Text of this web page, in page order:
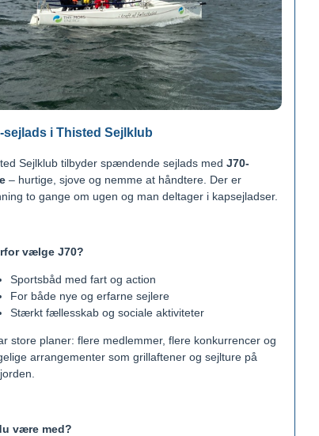
sejlads i Thisted Sejlklub
Sejlklub tilbyder spændende sejlads med J70-
– hurtige, sjove og nemme at håndtere. Der er
to gange om ugen og man deltager i kapsejladser.
vælge J70?
Sportsbåd med fart og action
For både nye og erfarne sejlere
Stærkt fællesskab og sociale aktiviteter
store planer: flere medlemmer, flere konkurrencer og
arrangementer som grillaftener og sejlture på
være med?